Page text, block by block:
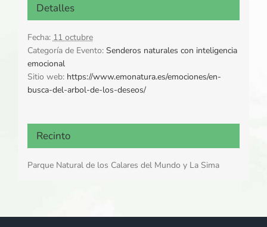
Detalles
Fecha: 11 octubre
Categoría de Evento: Senderos naturales con inteligencia
emocional
Sitio web: https://www.emonatura.es/emociones/en-
busca-del-arbol-de-los-deseos/
Recinto
Parque Natural de los Calares del Mundo y La Sima